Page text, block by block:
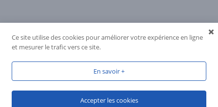
Ce site utilise des cookies pour améliorer votre expérience en ligne
et mesurer le trafic vers ce site.
En savoir +
Accepter les cookies